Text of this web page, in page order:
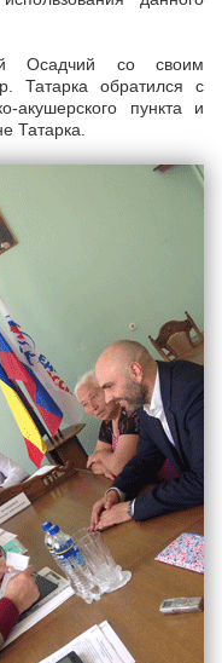
Осадчий со своим
Татарка обратился с
акушерского пункта и
Татарка.